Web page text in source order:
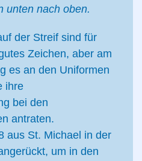
unten nach oben.
der Streif sind für
Zeichen, aber am
es an den Uniformen
ihre
bei den
antraten.
aus St. Michael in der
um in den